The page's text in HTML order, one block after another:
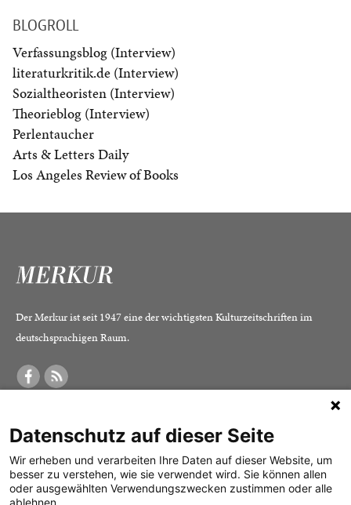
BLOGROLL
Verfassungsblog (Interview)
literaturkritik.de (Interview)
Sozialtheoristen (Interview)
Theorieblog (Interview)
Perlentaucher
Arts & Letters Daily
Los Angeles Review of Books
Der Merkur ist seit 1947 eine der wichtigsten Kulturzeitschriften im
deutschsprachigen Raum.
Was ist der Merkur?
Herausgeber /
Redaktion
Alle Abos im Überblick
Print-Abo
Digital-Abo
Impressum
Datenschutz
Mediadaten
Datenschutz auf dieser Seite
Wir erheben und verarbeiten Ihre Daten auf dieser Website, um
besser zu verstehen, wie sie verwendet wird. Sie können allen
oder ausgewählten Verwendungszwecken zustimmen oder alle
ablehnen.